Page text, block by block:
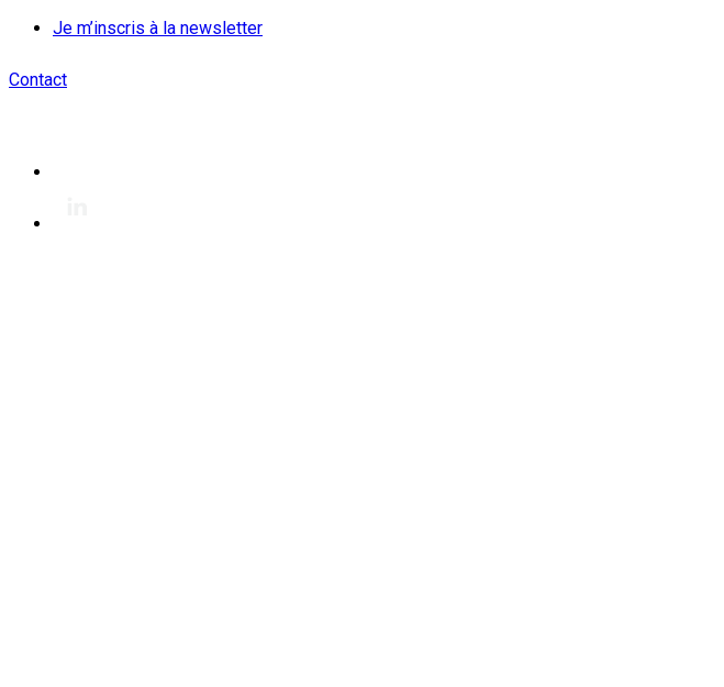
Je m’inscris à la newsletter
Contact